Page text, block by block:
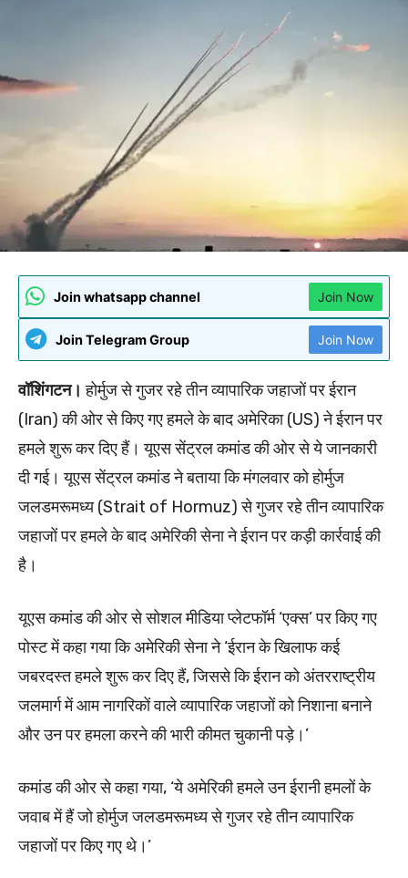
Join whatsapp channel Join Now
Join Telegram Group Join Now
वॉशिंगटन। होर्मुज से गुजर रहे तीन व्यापारिक जहाजों पर ईरान
(Iran) की ओर से किए गए हमले के बाद अमेरिका (US) ने ईरान पर
हमले शुरू कर दिए हैं। यूएस सेंट्रल कमांड की ओर से ये जानकारी
दी गई। यूएस सेंट्रल कमांड ने बताया कि मंगलवार को होर्मुज
जलडमरूमध्य (Strait of Hormuz) से गुजर रहे तीन व्यापारिक
जहाजों पर हमले के बाद अमेरिकी सेना ने ईरान पर कड़ी कार्रवाई की
है।
यूएस कमांड की ओर से सोशल मीडिया प्लेटफॉर्म ‘एक्स’ पर किए गए
पोस्ट में कहा गया कि अमेरिकी सेना ने ‘ईरान के खिलाफ कई
जबरदस्त हमले शुरू कर दिए हैं, जिससे कि ईरान को अंतरराष्ट्रीय
जलमार्ग में आम नागरिकों वाले व्यापारिक जहाजों को निशाना बनाने
और उन पर हमला करने की भारी कीमत चुकानी पड़े।’
कमांड की ओर से कहा गया, ‘ये अमेरिकी हमले उन ईरानी हमलों के
जवाब में हैं जो होर्मुज जलडमरूमध्य से गुजर रहे तीन व्यापारिक
जहाजों पर किए गए थे।’